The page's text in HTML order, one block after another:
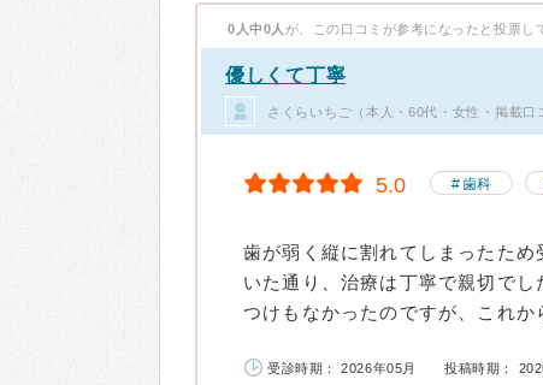
0人中0人 が、この口コミが参考になったと投票し
優しくて丁寧
さくらいちご（本人・60代・女性・掲載口
5.0 歯科
歯が弱く縦に割れてしまったた
いた通り、治療は丁寧で親切で
つけもなかったのですが、これ
受診時期： 2026年05月 投稿時期：